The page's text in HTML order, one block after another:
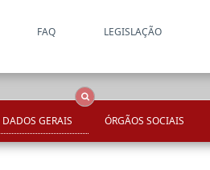
FAQ LEGISLAÇÃO
DADOS GERAIS ÓRGÃOS SOCIAIS